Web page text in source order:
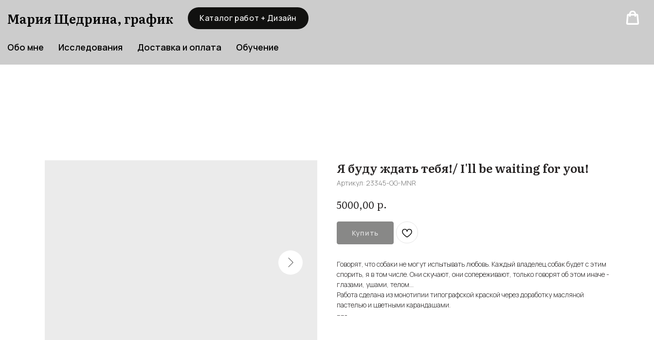
Мария Щедрина, график Каталог работ + Дизайн
Обо мне Исследования Доставка и оплата Обучение
Я буду ждать тебя!/ I'll be waiting for you!
Артикул: 23345-GG-MNR
5000,00 р.
Купить
Говорят, что собаки не могут испытывать любовь. Каждый владелец собак будет с этим
спорить, я в том числе. Они скучают, они сопереживают, только говорят об этом иначе -
глазами, ушами, телом...
Работа сделана из монотипии типографской краской через доработку масляной
пастелью и цветными карандашами.
-----